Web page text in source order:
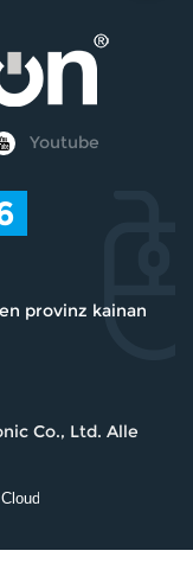
Youtube
provinz kainan
Co., Ltd. Alle